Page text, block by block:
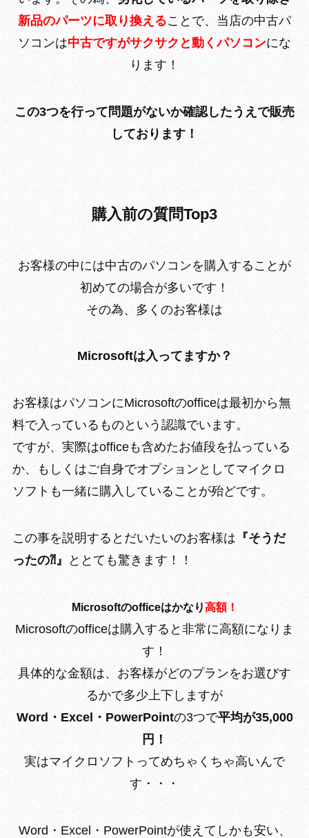
新品のパーツに取り換えることで、当店の中古パ
ソコンは中古ですがサクサクと動くパソコンにな
ります！
この3つを行って問題がないか確認したうえで販売
しております！
購入前の質問Top3
お客様の中には中古のパソコンを購入することが
初めての場合が多いです！
その為、多くのお客様は
Microsoftは入ってますか？
お客様はパソコンにMicrosoftのofficeは最初から無
料で入っているものという認識でいます。
ですが、実際はofficeも含めたお値段を払っている
か、もしくはご自身でオプションとしてマイクロ
ソフトも一緒に購入していることが殆どです。
この事を説明するとだいたいのお客様は 『そうだ
ったの⁈』
ととても驚きます！！
Microsoftのofficeはかなり高額！
Microsoftのofficeは購入すると非常に高額になりま
す！
具体的な金額は、お客様がどのプランをお選びす
るかで多少上下しますが
Word・Excel・PowerPointの3つで平均が35,000
円！
実はマイクロソフトってめちゃくちゃ高いんで
す・・・
Word・Excel・PowerPointが使えてしかも安い、